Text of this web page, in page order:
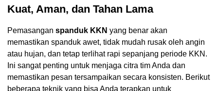
Kuat, Aman, dan Tahan Lama
Pemasangan spanduk KKN yang benar akan
memastikan spanduk awet, tidak mudah rusak oleh angin
atau hujan, dan tetap terlihat rapi sepanjang periode KKN.
Ini sangat penting untuk menjaga citra tim Anda dan
memastikan pesan tersampaikan secara konsisten. Berikut
beberapa teknik yang bisa Anda terapkan untuk